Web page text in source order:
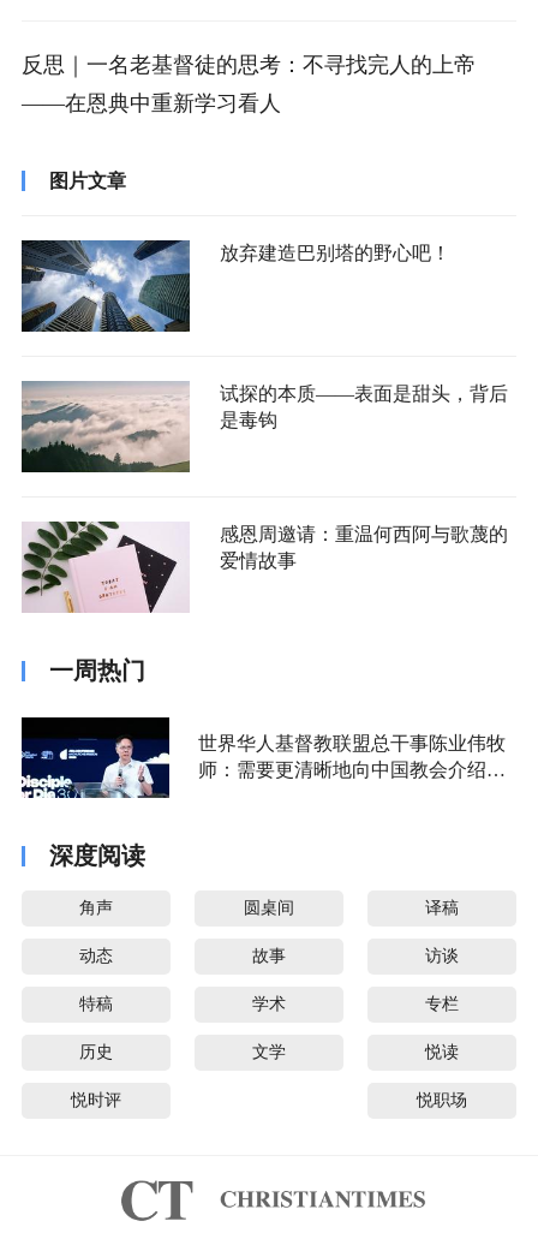
反思｜一名老基督徒的思考：不寻找完人的上帝
——在恩典中重新学习看人
图片文章
放弃建造巴别塔的野心吧！
试探的本质——表面是甜头，背后
是毒钩
感恩周邀请：重温何西阿与歌蔑的
爱情故事
一周热门
世界华人基督教联盟总干事陈业伟牧
师：需要更清晰地向中国教会介绍福
深度阅读
角声 圆桌间 译稿
动态 故事 访谈
特稿 学术 专栏
历史 文学 悦读
悦时评 悦职场